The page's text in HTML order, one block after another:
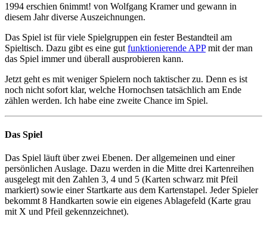
1994 erschien 6nimmt! von Wolfgang Kramer und gewann in
diesem Jahr diverse Auszeichnungen.
Das Spiel ist für viele Spielgruppen ein fester Bestandteil am
Spieltisch. Dazu gibt es eine gut funktionierende APPmit der man
das Spiel immer und überall ausprobieren kann.
Jetzt geht es mit weniger Spielern noch taktischer zu. Denn es ist
noch nicht sofort klar, welche Hornochsen tatsächlich am Ende
zählen werden. Ich habe eine zweite Chance im Spiel.
Das Spiel
Das Spiel läuft über zwei Ebenen. Der allgemeinen und einer
persönlichen Auslage. Dazu werden in die Mitte drei Kartenreihen
ausgelegt mit den Zahlen 3, 4 und 5 (Karten schwarz mit Pfeil
markiert) sowie einer Startkarte aus dem Kartenstapel. Jeder Spieler
bekommt 8 Handkarten sowie ein eigenes Ablagefeld (Karte grau
mit X und Pfeil gekennzeichnet).